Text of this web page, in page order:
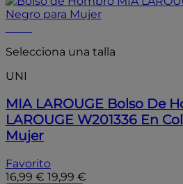
Selecciona una talla
UNI
MIA LAROUGE Bolso De
LAROUGE W201336 En
Mujer
Favorito
16,99 € 19,99 €